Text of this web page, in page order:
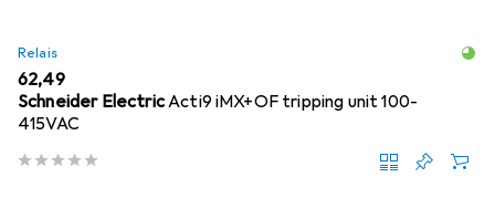
Relais
EUR
62,49
Schneider ElectricActi9 iMX+OF tripping unit 100-
415VAC